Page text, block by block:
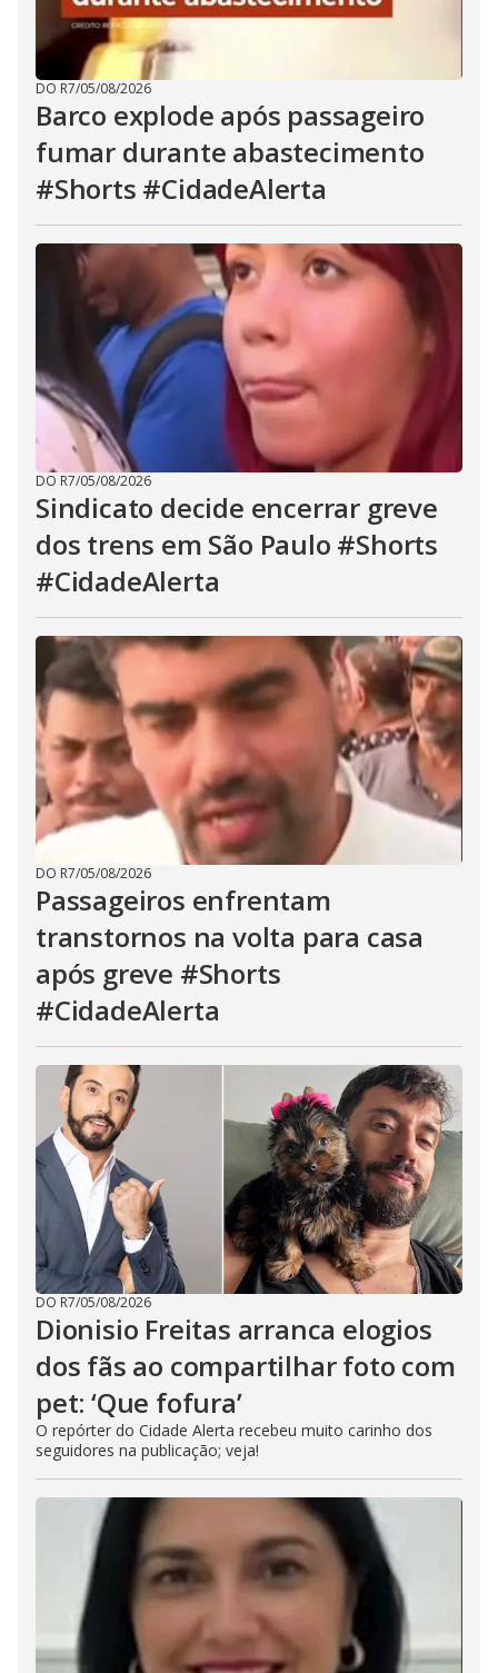
DO R7/05/08/2026
Barco explode após passageiro
fumar durante abastecimento
#Shorts #CidadeAlerta
DO R7/05/08/2026
Sindicato decide encerrar greve
dos trens em São Paulo #Shorts
#CidadeAlerta
DO R7/05/08/2026
Passageiros enfrentam
transtornos na volta para casa
após greve #Shorts
#CidadeAlerta
DO R7/05/08/2026
Dionisio Freitas arranca elogios
dos fãs ao compartilhar foto com
pet: ‘Que fofura’
O repórter do Cidade Alerta recebeu muito carinho dos
seguidores na publicação; veja!